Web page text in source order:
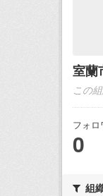
室蘭
この
フォロ
0
組